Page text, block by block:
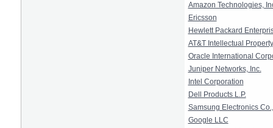
Amazon Technologies,
Ericsson
Hewlett Packard
AT&T Intellectual
Oracle International
Juniper Networks, Inc.
Intel Corporation
Dell Products L.P.
Samsung Electronics
Google LLC